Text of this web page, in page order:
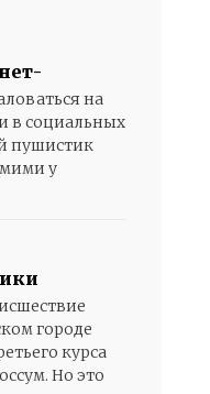
на
в социальных
пушистик
у
городе
курса
Но это